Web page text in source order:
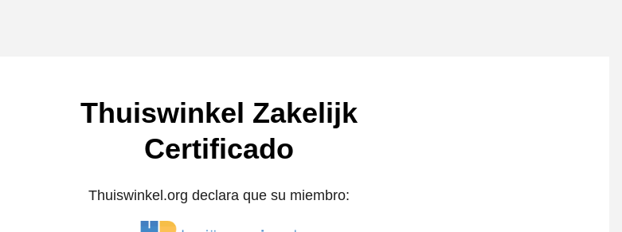
Thuiswinkel Zakelijk
Certificado
Thuiswinkel.org declara que su miembro: